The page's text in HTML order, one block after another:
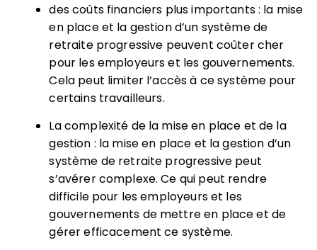
des coûts financiers plus importants : la mise
en place et la gestion d’un système de
retraite progressive peuvent coûter cher
pour les employeurs et les gouvernements.
Cela peut limiter l’accès à ce système pour
certains travailleurs.
La complexité de la mise en place et de la
gestion : la mise en place et la gestion d’un
système de retraite progressive peut
s’avérer complexe. Ce qui peut rendre
difficile pour les employeurs et les
gouvernements de mettre en place et de
gérer efficacement ce système.